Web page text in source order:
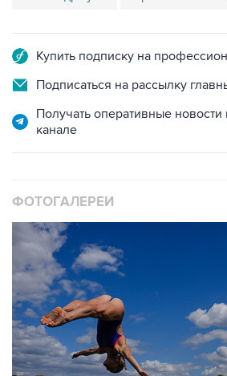
Подписаться на рассылку
Получать оперативные